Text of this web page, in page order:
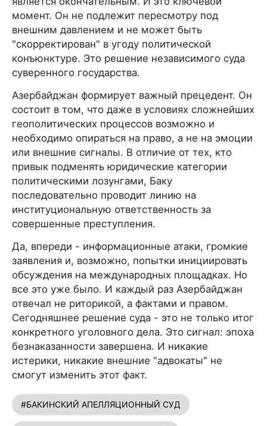
момент. Он не подлежит пересмотру под
внешним давлением и не может быть
"скорректирован" в угоду политической
конъюнктуре. Это решение независимого суда
суверенного государства.
Азербайджан формирует важный прецедент. Он
состоит в том, что даже в условиях сложнейших
геополитических процессов возможно и
необходимо опираться на право, а не на эмоции
или внешние сигналы. В отличие от тех, кто
привык подменять юридические категории
политическими лозунгами, Баку
последовательно проводит линию на
институциональную ответственность за
совершенные преступления.
Да, впереди - информационные атаки, громкие
заявления и, возможно, попытки инициировать
обсуждения на международных площадках. Но
все это уже было. И каждый раз Азербайджан
отвечал не риторикой, а фактами и правом.
Сегодняшнее решение суда - это не только итог
конкретного уголовного дела. Это сигнал: эпоха
безнаказанности завершена. И никакие
истерики, никакие внешние "адвокаты" не
смогут изменить этот факт.
#БАКИНСКИЙ АПЕЛЛЯЦИОННЫЙ СУД